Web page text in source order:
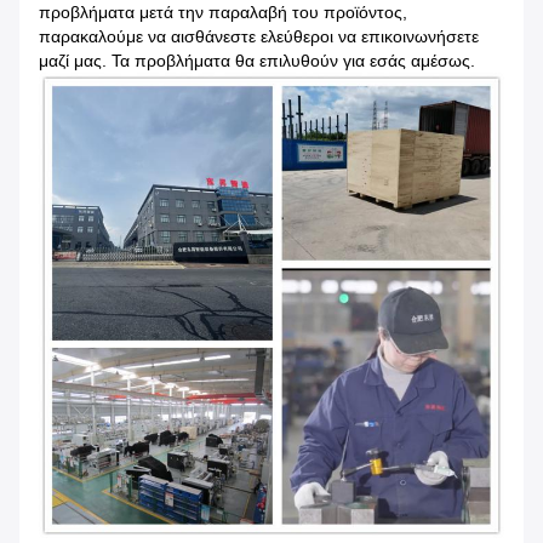
προβλήματα μετά την παραλαβή του προϊόντος,
παρακαλούμε να αισθάνεστε ελεύθεροι να επικοινωνήσετε
μαζί μας. Τα προβλήματα θα επιλυθούν για εσάς αμέσως.